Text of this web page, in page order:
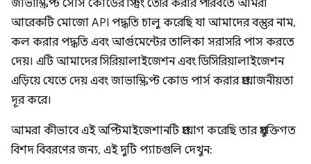
জাভাস্ক্রিপ্ট সোর্স কোডের স্ট্রিং তৈরি করার পরিবর্তে আমরা
আরেকটি মোজো API পদ্ধতি চালু করেছি যা আমাদের বস্তুর নাম,
কল করার পদ্ধতি এবং আর্গুমেন্টের তালিকা সরাসরি পাস করতে
দেয়। এটি আমাদের সিরিয়ালাইজেশন এবং ডিসিরিয়ালাইজেশন
এড়িয়ে যেতে দেয় এবং জাভাস্ক্রিপ্ট কোড পার্স করার প্রয়োজনীয়তা
দূর করে।
আমরা কীভাবে এই অপ্টিমাইজেশানটি প্রয়োগ করেছি তার প্রযুক্তিগত
বিশদ বিবরণের জন্য, এই দুটি প্যাচগুলি দেখুন: